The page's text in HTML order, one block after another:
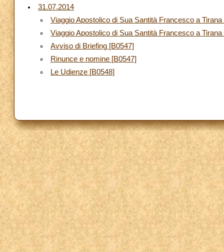
31.07.2014
Viaggio Apostolico di Sua Santità Francesco a
Viaggio Apostolico di Sua Santità Francesco a
Avviso di Briefing [B0547]
Rinunce e nomine [B0547]
Le Udienze [B0548]